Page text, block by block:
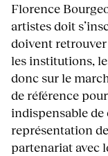
Florence
artistes doit
doivent retrouver
les institutions,
donc sur le
de référence
indispensable
représentation
partenariat avec